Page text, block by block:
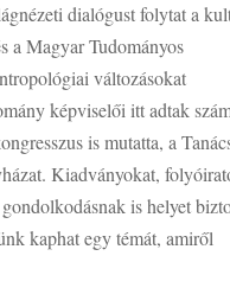
dialógust folytat a
a Magyar Tudományos
változásokat
képviselői itt adtak
is mutatta, a
Kiadványokat,
is helyet
kaphat egy témát, amiről